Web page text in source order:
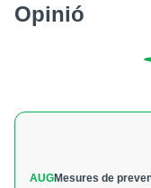
Opinió
AUGMesures de